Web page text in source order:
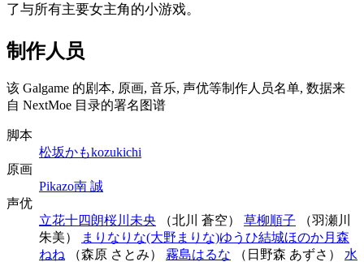
了与所有主要女主角的小游戏。
制作人员
该 Galgame 的剧本, 原画, 音乐, 声优等制作人员名单, 数据来
自 NextMoe 目录的署名图谱
脚本
松坂かもkozukichi
原画
Pikazo南 誠
声优
立花十四朗桜川未央 （北川 蒼空） 草柳順子 （羽瀬川
朱美）
まりなりな(大野まりな)ゆうひ結城ほのか月森
ねね （森原 さとみ） 霧島はるな （日野森 あずさ） 水